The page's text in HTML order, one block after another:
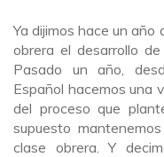
Ya dijimos hace un año
obrera el desarrollo
Pasado un año,
Español hacemos una
del proceso que
supuesto
clase obrera. Y